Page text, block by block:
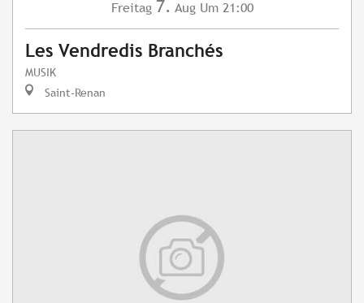
Freitag 7. Aug Um 21:00
Les Vendredis Branchés
MUSIK
Saint-Renan